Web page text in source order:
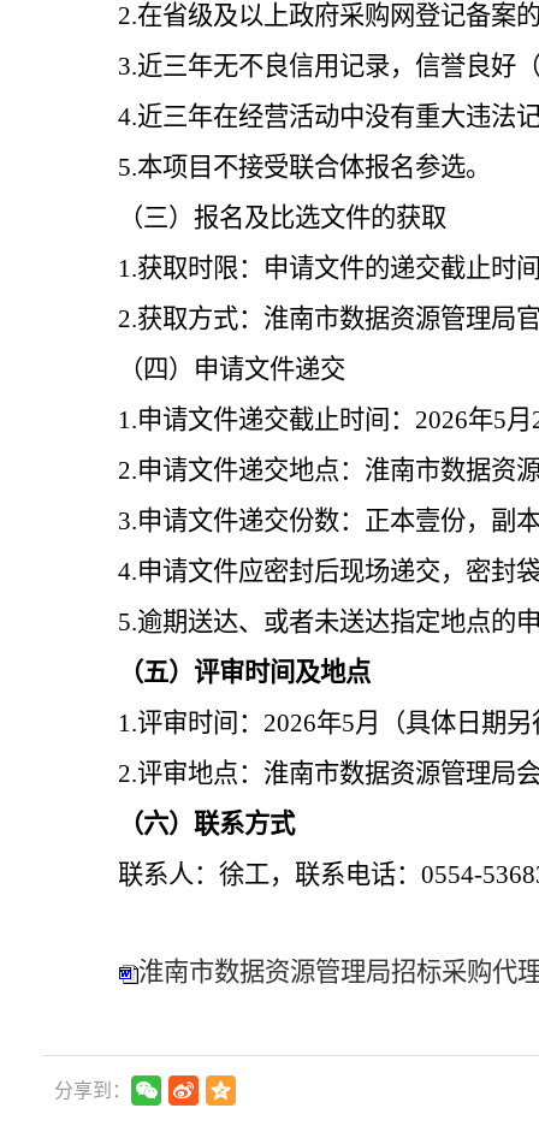
2.在省级及以上政府采购网登记备案
3.近三年无不良信用记录，信誉良好
4.近三年在经营活动中没有重大违法
5.本项目不接受联合体报名参选。
（三）报名及比选文件的获取
1.获取时限：申请文件的递交截止时
2.获取方式： 淮南市数据资源管理局
（四）申请文件递交
1.申请文件递交截止时间： 2026年5月
2.申请文件递交地点： 淮南市数据资
3.申请文件递交份数：正本壹份，副
4.申请文件应密封后现场递交，密封
5.逾期送达、或者未送达指定地点的
（五）评审时间及地点
1.评审时间： 2026年5月（具体日期
2.评审地点： 淮南市数据资源管理局
（六）联系方式
联系人： 徐工，联系电话： 0554-
淮南市数据资源管理局招标采购代
分享到：